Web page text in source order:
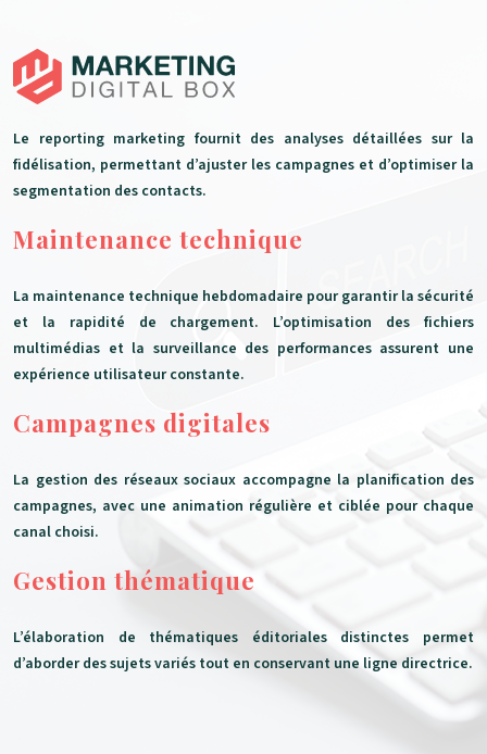
Le reporting marketing fournit des analyses détaillées sur la
fidélisation, permettant d’ajuster les campagnes et d’optimiser la
segmentation des contacts.
Maintenance technique
La maintenance technique hebdomadaire pour garantir la sécurité
et la rapidité de chargement. L’optimisation des fichiers
multimédias et la surveillance des performances assurent une
expérience utilisateur constante.
Campagnes digitales
La gestion des réseaux sociaux accompagne la planification des
campagnes, avec une animation régulière et ciblée pour chaque
canal choisi.
Gestion thématique
L’élaboration de thématiques éditoriales distinctes permet
d’aborder des sujets variés tout en conservant une ligne directrice.